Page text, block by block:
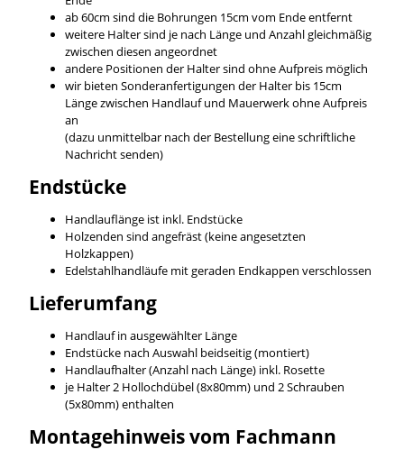
ab 60cm sind die Bohrungen 15cm vom Ende entfernt
weitere Halter sind je nach Länge und Anzahl gleichmäßig
zwischen diesen angeordnet
andere Positionen der Halter sind ohne Aufpreis möglich
wir bieten Sonderanfertigungen der Halter bis 15cm
Länge zwischen Handlauf und Mauerwerk ohne Aufpreis
an
(dazu unmittelbar nach der Bestellung eine schriftliche
Nachricht senden)
Endstücke
Handlauflänge ist inkl. Endstücke
Holzenden sind angefräst (keine angesetzten
Holzkappen)
Edelstahlhandläufe mit geraden Endkappen verschlossen
Lieferumfang
Handlauf in ausgewählter Länge
Endstücke nach Auswahl beidseitig (montiert)
Handlaufhalter (Anzahl nach Länge) inkl. Rosette
je Halter 2 Hollochdübel (8x80mm) und 2 Schrauben
(5x80mm) enthalten
Montagehinweis vom Fachmann